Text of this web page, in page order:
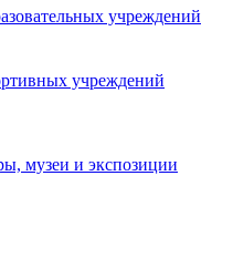
учреждений
учреждений
музеи и экспозиции